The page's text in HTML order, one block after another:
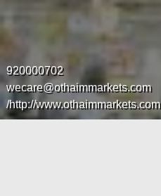
920000702
wecare@othaimmarkets.com
http://www.othaimmarkets.com/